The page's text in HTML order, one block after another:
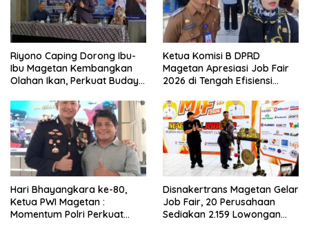
Riyono Caping Dorong Ibu-
Ibu Magetan Kembangkan
Olahan Ikan, Perkuat Budaya
Ketua Komisi B DPRD
Magetan Apresiasi Job Fair
2026 di Tengah Efisiensi
Hari Bhayangkara ke-80,
Ketua PWI Magetan :
Momentum Polri Perkuat
Disnakertrans Magetan Gelar
Job Fair, 20 Perusahaan
Sediakan 2.159 Lowongan